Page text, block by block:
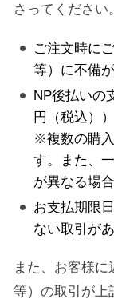
さってください。
ご注文時に
等）に不備
NP後払いの
円（税込）
※複数の購
す。また、
が異なる場
お支払期限
ない取引が
また、お客様
等）の取引が上